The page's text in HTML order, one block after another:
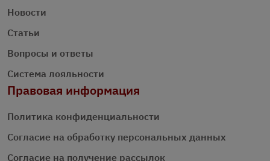
Новости
Статьи
Вопросы и ответы
Система лояльности
Правовая информация
Политика конфиденциальности
Согласие на обработку персональных данных
Согласие на получение рассылок